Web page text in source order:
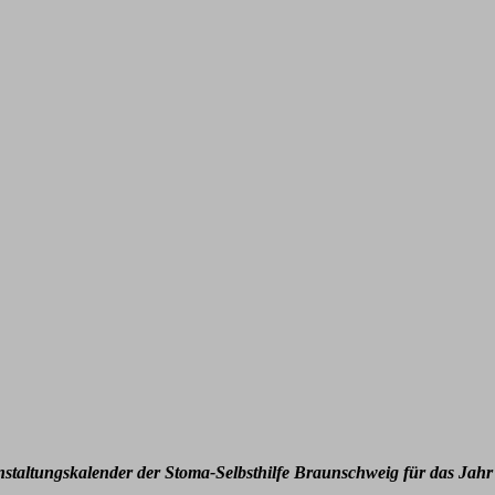
der Stoma-Selbsthilfe Braunschweig für das